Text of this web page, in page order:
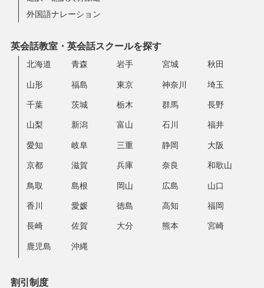
外国語ナレーション
英会話教室・英会話スクールを探す
北海道 青森 岩手 宮城 秋田
山形 福島 東京 神奈川 埼玉
千葉 茨城 栃木 群馬 長野
山梨 新潟 富山 石川 福井
愛知 岐阜 三重 静岡 大阪
京都 滋賀 兵庫 奈良 和歌山
鳥取 島根 岡山 広島 山口
香川 愛媛 徳島 高知 福岡
長崎 佐賀 大分 熊本 宮崎
鹿児島 沖縄
割引制度